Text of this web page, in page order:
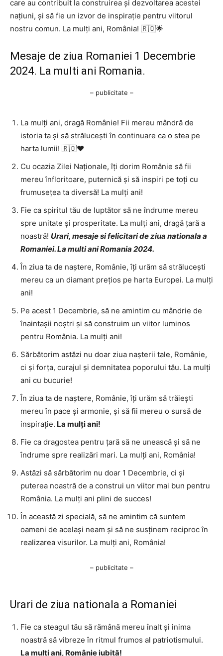
care au contribuit la construirea și dezvoltarea acestei
națiuni, și să fie un izvor de inspirație pentru viitorul
nostru comun. La mulți ani, România! 🇷🇴🌟
Mesaje de ziua Romaniei 1 Decembrie
2024. La multi ani Romania.
– publicitate –
La mulți ani, dragă Românie! Fii mereu mândră de
istoria ta și să strălucești în continuare ca o stea pe
harta lumii! 🇷🇴❤️
Cu ocazia Zilei Naționale, îți dorim Românie să fii
mereu înfloritoare, puternică și să inspiri pe toți cu
frumusețea ta diversă! La mulți ani!
Fie ca spiritul tău de luptător să ne îndrume mereu
spre unitate și prosperitate. La mulți ani, dragă țară a
noastră! Urari, mesaje si felicitari de ziua nationala a
Romaniei. La multi ani Romania 2024.
În ziua ta de naștere, Românie, îți urăm să strălucești
mereu ca un diamant prețios pe harta Europei. La mulți
ani!
Pe acest 1 Decembrie, să ne amintim cu mândrie de
înaintașii noștri și să construim un viitor luminos
pentru România. La mulți ani!
Sărbătorim astăzi nu doar ziua nașterii tale, Românie,
ci și forța, curajul și demnitatea poporului tău. La mulți
ani cu bucurie!
În ziua ta de naștere, Românie, îți urăm să trăiești
mereu în pace și armonie, și să fii mereu o sursă de
inspirație. La mulți ani!
Fie ca dragostea pentru țară să ne unească și să ne
îndrume spre realizări mari. La mulți ani, România!
Astăzi să sărbătorim nu doar 1 Decembrie, ci și
puterea noastră de a construi un viitor mai bun pentru
România. La mulți ani plini de succes!
În această zi specială, să ne amintim că suntem
oameni de același neam și să ne susținem reciproc în
realizarea visurilor. La mulți ani, România!
– publicitate –
Urari de ziua nationala a Romaniei
Fie ca steagul tău să rămână mereu înalt și inima
noastră să vibreze în ritmul frumos al patriotismului.
La mulți ani, Românie iubită!